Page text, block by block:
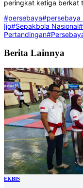
peringkat ketiga berkat
#persebaya#persebaya
Ijo#Sepakbola Nasional
Pertandingan
Berita Lainnya
EKBIS